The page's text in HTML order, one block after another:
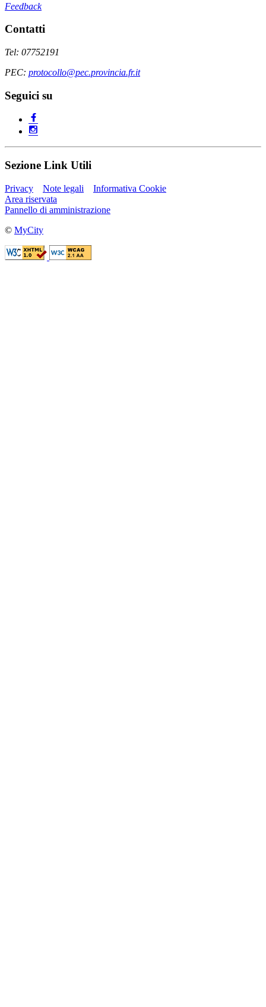
Feedback
Contatti
Tel: 07752191
PEC: protocollo@pec.provincia.fr.it
Seguici su
Sezione Link Utili
Privacy Note legali
Informativa Cookie
Area riservata
Pannello di amministrazione
© MyCity